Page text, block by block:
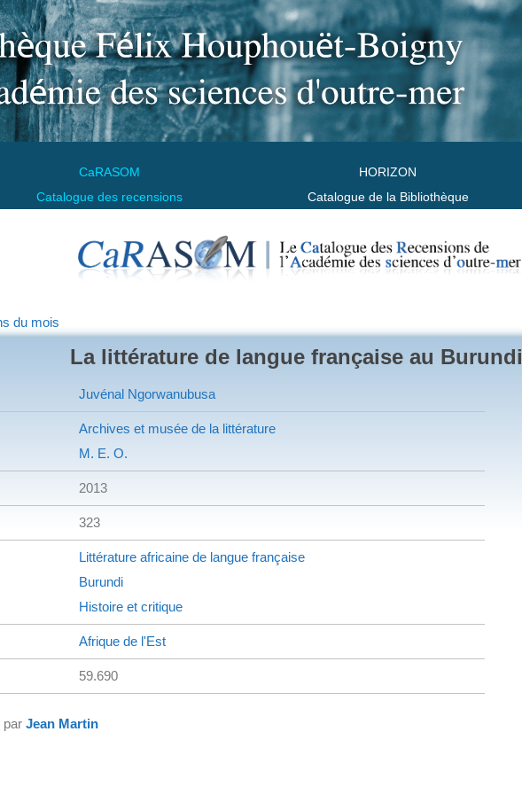
CaRASOM
Catalogue des recensions
HORIZON
Catalogue de la Bibliothèque
du mois
La littérature de langue française au Burundi
Juvénal Ngorwanubusa
Archives et musée de la littérature
M. E. O.
2013
323
Littérature africaine de langue française
Burundi
Histoire et critique
Afrique de l'Est
59.690
par Jean Martin